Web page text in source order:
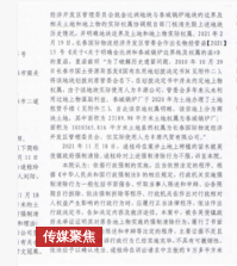
传媒聚焦